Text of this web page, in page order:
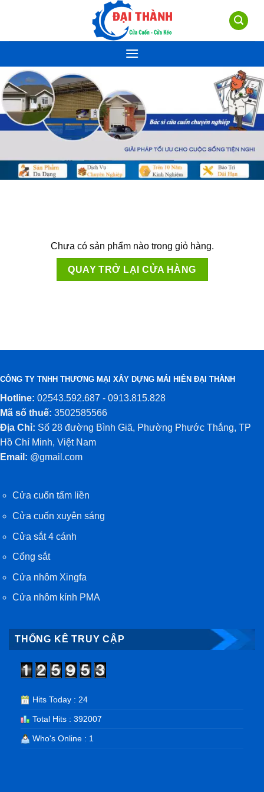
Chưa có sản phẩm nào trong giỏ hàng.
QUAY TRỞ LẠI CỬA HÀNG
CÔNG TY TNHH THƯƠNG MẠI XÂY DỰNG MÁI HIÊN ĐẠI THÀNH
Hotline: 02543.592.687 - 0913.815.828
Mã số thuế: 3502585566
Địa Chỉ: Số 28 đường Bình Giã, Phường Phước Thắng, TP
Hồ Chí Minh, Việt Nam
Email: @gmail.com
Cửa cuốn tấm liền
Cửa cuốn xuyên sáng
Cửa sắt 4 cánh
Cổng sắt
Cửa nhôm Xingfa
Cửa nhôm kính PMA
THỐNG KÊ TRUY CẬP
Hits Today : 24
Total Hits : 392007
Who's Online : 1